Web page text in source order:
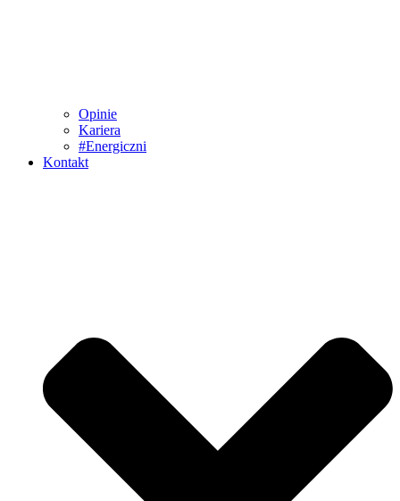
Opinie
Kariera
#Energiczni
Kontakt